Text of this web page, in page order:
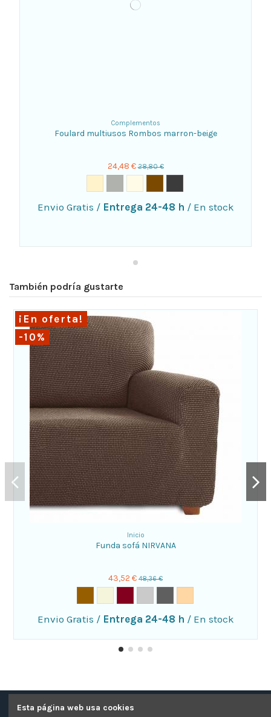
Complementos
Foulard multiusos Rombos marron-beige
24,48 € 28,80 €
Envio Gratis / Entrega 24-48 h / En stock
También podría gustarte
¡En oferta!
-10%
Inicio
Funda sofá NIRVANA
43,52 € 48,36 €
Envio Gratis / Entrega 24-48 h / En stock
Contacte con nosotros
Esta página web usa cookies